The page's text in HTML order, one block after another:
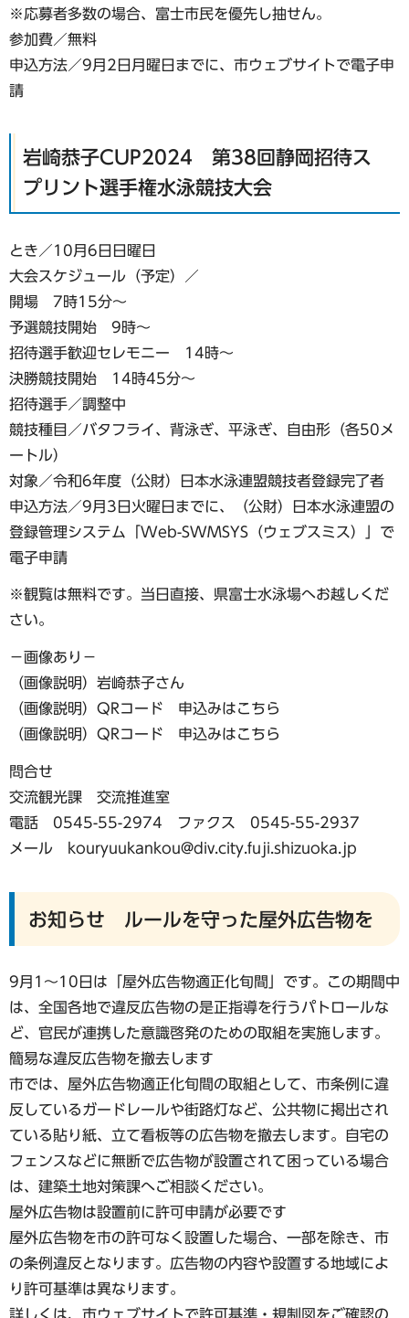
※応募者多数の場合、富士市民を優先し抽せん。
参加費／無料
申込方法／9月2日月曜日までに、市ウェブサイトで電子申
請
岩崎恭子CUP2024 第38回静岡招待ス
プリント選手権水泳競技大会
とき／10月6日日曜日
大会スケジュール（予定）／
開場 7時15分～
予選競技開始 9時～
招待選手歓迎セレモニー 14時～
決勝競技開始 14時45分～
招待選手／調整中
競技種目／バタフライ、背泳ぎ、平泳ぎ、自由形（各50メ
ートル）
対象／令和6年度（公財）日本水泳連盟競技者登録完了者
申込方法／9月3日火曜日までに、（公財）日本水泳連盟の
登録管理システム「Web-SWMSYS（ウェブスミス）」で
電子申請
※観覧は無料です。当日直接、県富士水泳場へお越しくだ
さい。
−画像あり−
（画像説明）岩崎恭子さん
（画像説明）QRコード 申込みはこちら
（画像説明）QRコード 申込みはこちら
問合せ
交流観光課 交流推進室
電話 0545-55-2974 ファクス 0545-55-2937
メール kouryuukankou@div.city.fuji.shizuoka.jp
お知らせ ルールを守った屋外広告物を
9月1～10日は「屋外広告物適正化旬間」です。この期間中
は、全国各地で違反広告物の是正指導を行うパトロールな
ど、官民が連携した意識啓発のための取組を実施します。
簡易な違反広告物を撤去します
市では、屋外広告物適正化旬間の取組として、市条例に違
反しているガードレールや街路灯など、公共物に掲出され
ている貼り紙、立て看板等の広告物を撤去します。自宅の
フェンスなどに無断で広告物が設置されて困っている場合
は、建築土地対策課へご相談ください。
屋外広告物は設置前に許可申請が必要です
屋外広告物を市の許可なく設置した場合、一部を除き、市
の条例違反となります。広告物の内容や設置する地域によ
り許可基準は異なります。
詳しくは、市ウェブサイトで許可基準・規制図をご確認の